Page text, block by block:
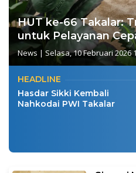
HUT ke-66 Takalar:
untuk Pelayanan
News | Selasa, 10 Februari 2026
HEADLINE
Hasdar Sikki Kembali
Nahkodai PWI Takalar